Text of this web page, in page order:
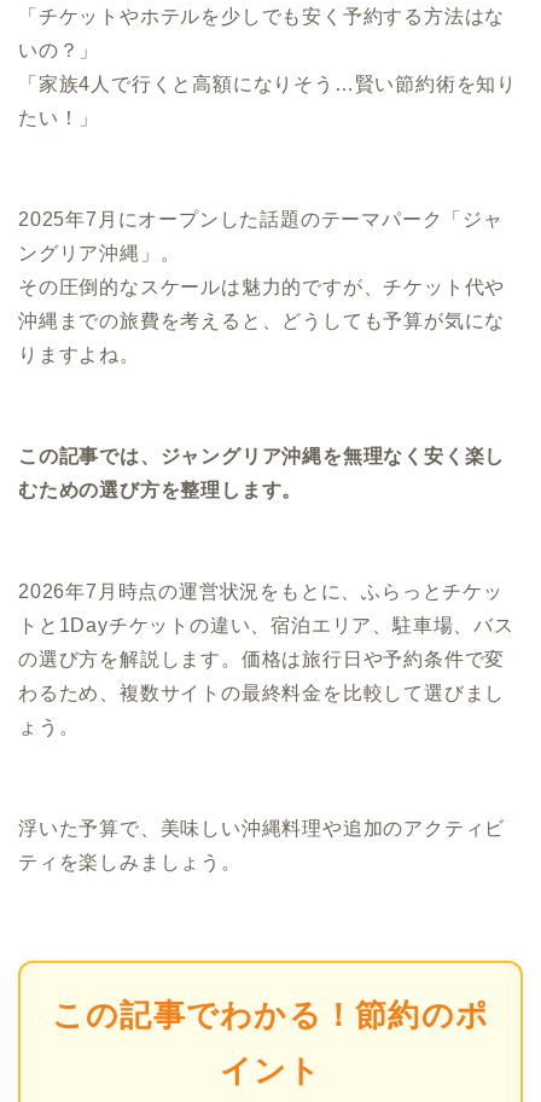
「チケットやホテルを少しでも安く予約する方法はな
いの？」
「家族4人で行くと高額になりそう…賢い節約術を知り
たい！」
2025年7月にオープンした話題のテーマパーク「ジャ
ングリア沖縄」。
その圧倒的なスケールは魅力的ですが、チケット代や
沖縄までの旅費を考えると、どうしても予算が気にな
りますよね。
この記事では、ジャングリア沖縄を無理なく安く楽し
むための選び方を整理します。
2026年7月時点の運営状況をもとに、ふらっとチケッ
トと1Dayチケットの違い、宿泊エリア、駐車場、バス
の選び方を解説します。価格は旅行日や予約条件で変
わるため、複数サイトの最終料金を比較して選びまし
ょう。
浮いた予算で、美味しい沖縄料理や追加のアクティビ
ティを楽しみましょう。
この記事でわかる！節約のポ
イント